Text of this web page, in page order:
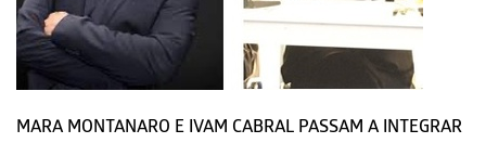
MARA MONTANARO E IVAM CABRAL PASSAM A INTEGRAR